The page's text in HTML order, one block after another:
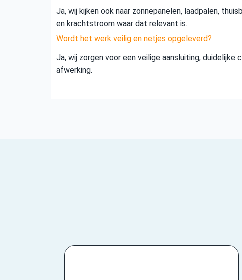
Ja, wij kijken ook naar zonnepanelen, laadpalen,
en krachtstroom waar dat relevant is.
Wordt het werk veilig en netjes opgeleverd?
Ja, wij zorgen voor een veilige aansluiting, duidelijke
afwerking.